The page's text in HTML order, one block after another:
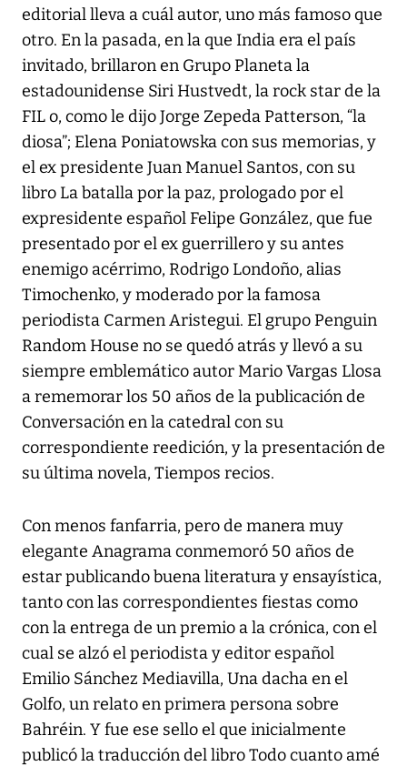
editorial lleva a cuál autor, uno más famoso que
otro. En la pasada, en la que India era el país
invitado, brillaron en Grupo Planeta la
estadounidense Siri Hustvedt, la rock star de la
FIL o, como le dijo Jorge Zepeda Patterson, “la
diosa”; Elena Poniatowska con sus memorias, y
el ex presidente Juan Manuel Santos, con su
libro La batalla por la paz, prologado por el
expresidente español Felipe González, que fue
presentado por el ex guerrillero y su antes
enemigo acérrimo, Rodrigo Londoño, alias
Timochenko, y moderado por la famosa
periodista Carmen Aristegui. El grupo Penguin
Random House no se quedó atrás y llevó a su
siempre emblemático autor Mario Vargas Llosa
a rememorar los 50 años de la publicación de
Conversación en la catedral con su
correspondiente reedición, y la presentación de
su última novela, Tiempos recios.
Con menos fanfarria, pero de manera muy
elegante Anagrama conmemoró 50 años de
estar publicando buena literatura y ensayística,
tanto con las correspondientes fiestas como
con la entrega de un premio a la crónica, con el
cual se alzó el periodista y editor español
Emilio Sánchez Mediavilla, Una dacha en el
Golfo, un relato en primera persona sobre
Bahréin. Y fue ese sello el que inicialmente
publicó la traducción del libro Todo cuanto amé